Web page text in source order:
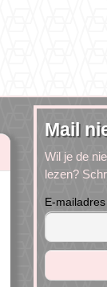
Mail
Wil je de
lezen?
E-mailadres